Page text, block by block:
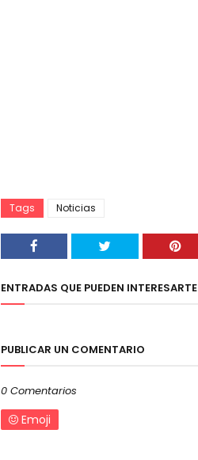
Tags Noticias
ENTRADAS QUE PUEDEN INTERESARTE
PUBLICAR UN COMENTARIO
0 Comentarios
Emoji